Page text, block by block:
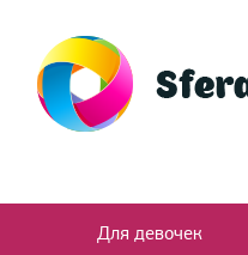
Для девочек